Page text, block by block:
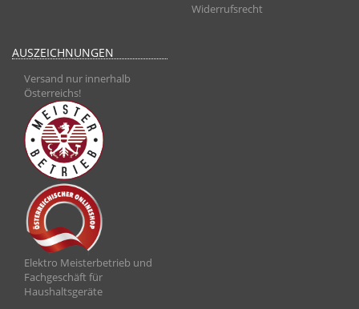
Widerrufsrecht
AUSZEICHNUNGEN
Versand nur innerhalb
Österreichs!
Elektro Meisterbetrieb und
Fachgeschäft für
Haushaltsgeräte